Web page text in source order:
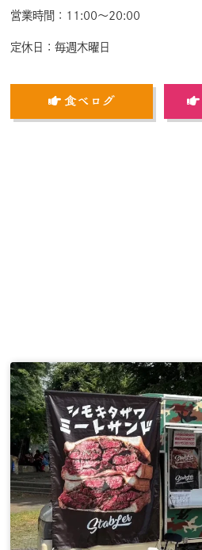
営業時間：11:00～20:00
定休日：毎週木曜日
食べログ